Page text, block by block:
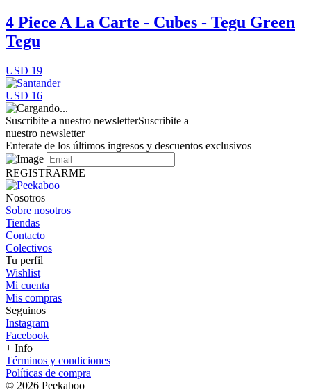
4 Piece A La Carte - Cubes - Tegu Green
Tegu
USD 19
USD 16
Suscribite a nuestro newsletterSuscribite a
nuestro newsletter
Enterate de los últimos ingresos y descuentos exclusivos
REGISTRARME
Nosotros
Sobre nosotros
Tiendas
Contacto
Colectivos
Tu perfil
Wishlist
Mi cuenta
Mis compras
Seguinos
Instagram
Facebook
+ Info
Términos y condiciones
Políticas de compra
© 2026 Peekaboo